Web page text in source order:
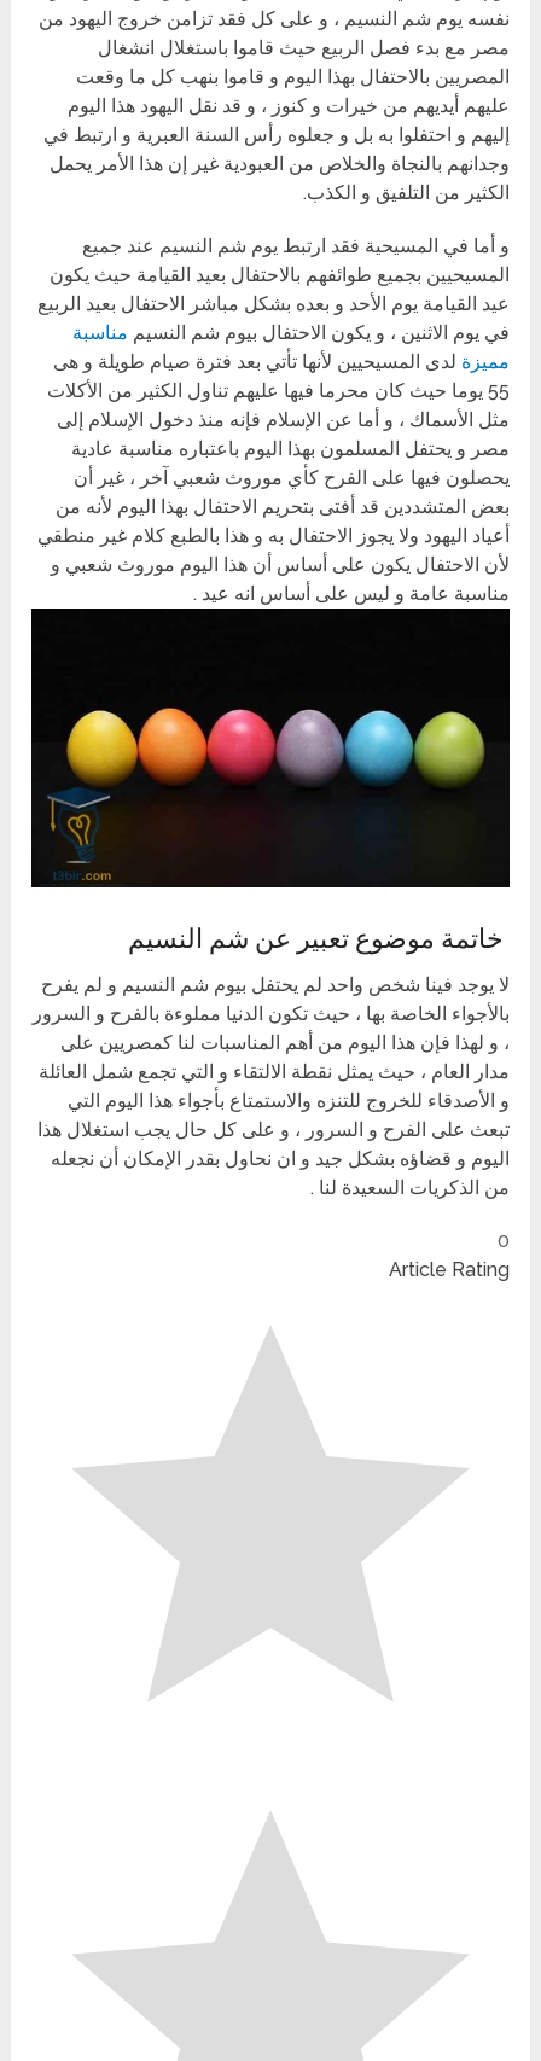
نفسه يوم شم النسيم ، و على كل فقد تزامن خروج اليهود من
مصر مع بدء فصل الربيع حيث قاموا باستغلال انشغال
المصريين بالاحتفال بهذا اليوم و قاموا بنهب كل ما وقعت
عليهم أيديهم من خيرات و كنوز ، و قد نقل اليهود هذا اليوم
إليهم و احتفلوا به بل و جعلوه رأس السنة العبرية و ارتبط في
وجدانهم بالنجاة والخلاص من العبودية غير إن هذا الأمر يحمل
الكثير من التلفيق و الكذب.
و أما في المسيحية فقد ارتبط يوم شم النسيم عند جميع
المسيحيين بجميع طوائفهم بالاحتفال بعيد القيامة حيث يكون
عيد القيامة يوم الأحد و بعده بشكل مباشر الاحتفال بعيد الربيع
في يوم الاثنين ، و يكون الاحتفال بيوم شم النسيم مناسبة
مميزة لدى المسيحيين لأنها تأتي بعد فترة صيام طويلة و هى
55 يوما حيث كان محرما فيها عليهم تناول الكثير من الأكلات
مثل الأسماك ، و أما عن الإسلام فإنه منذ دخول الإسلام إلى
مصر و يحتفل المسلمون بهذا اليوم باعتباره مناسبة عادية
يحصلون فيها على الفرح كأي موروث شعبي آخر ، غير أن
بعض المتشددين قد أفتى بتحريم الاحتفال بهذا اليوم لأنه من
أعياد اليهود ولا يجوز الاحتفال به و هذا بالطبع كلام غير منطقي
لأن الاحتفال يكون على أساس أن هذا اليوم موروث شعبي و
مناسبة عامة و ليس على أساس انه عيد .
خاتمة موضوع تعبير عن شم النسيم
لا يوجد فينا شخص واحد لم يحتفل بيوم شم النسيم و لم يفرح
بالأجواء الخاصة بها ، حيث تكون الدنيا مملوءة بالفرح و السرور
، و لهذا فإن هذا اليوم من أهم المناسبات لنا كمصريين على
مدار العام ، حيث يمثل نقطة الالتقاء و التي تجمع شمل العائلة
و الأصدقاء للخروج للتنزه والاستمتاع بأجواء هذا اليوم التي
تبعث على الفرح و السرور ، و على كل حال يجب استغلال هذا
اليوم و قضاؤه بشكل جيد و ان نحاول بقدر الإمكان أن نجعله
من الذكريات السعيدة لنا .
0
Article Rating